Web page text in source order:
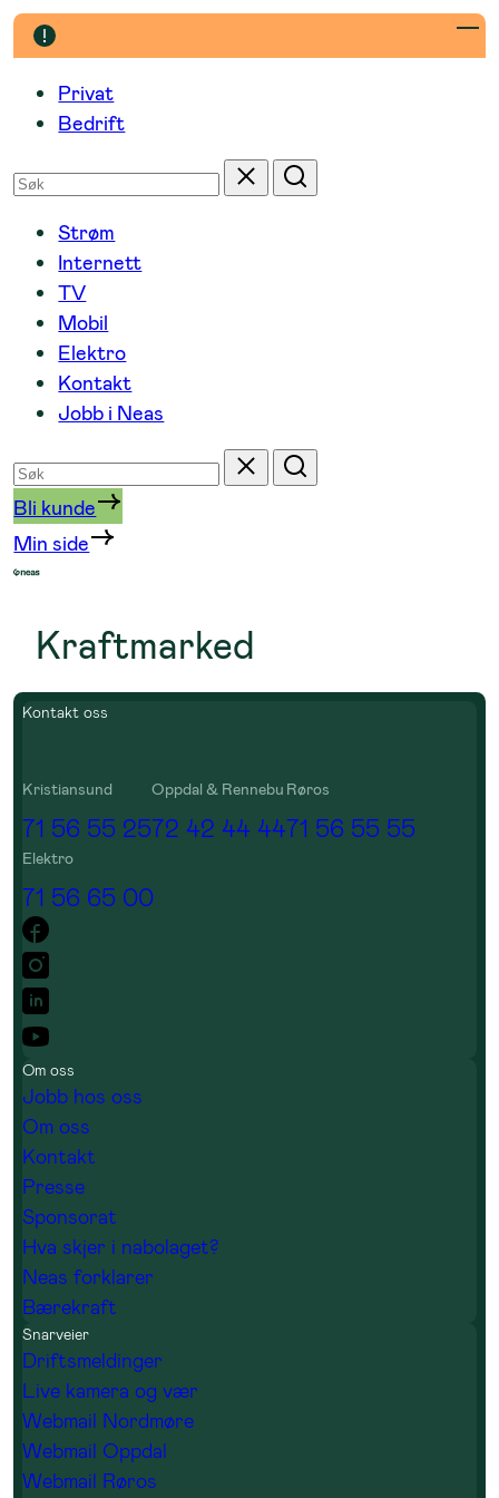
Hopp
til
innholdPrivat
Bedrift
Søk
etter
Tilbakestill
Søk
Strøm
Internett
TV
Mobil
Elektro
Kontakt
Jobb i Neas
Søk
etter
Tilbakestill
Søk
Bli kunde
Min side
Kraftmarked
Kontakt oss
Kristiansund
71 56 55 25
Oppdal & Rennebu
72 42 44 44
Røros
71 56 55 55
Elektro
71 56 65 00
Om oss
Jobb hos oss
Om oss
Kontakt
Presse
Sponsorat
Hva skjer i nabolaget?
Neas forklarer
Bærekraft
Snarveier
Driftsmeldinger
Live kamera og vær
Webmail Nordmøre
Webmail Oppdal
Webmail Røros